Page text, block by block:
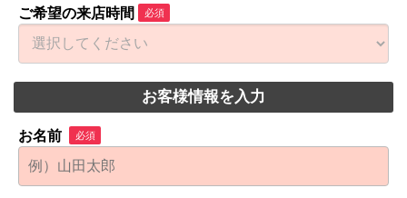
ご希望の来店時間 必須
お客様情報を入力
お名前 必須